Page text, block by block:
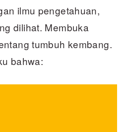
ilmu pengetahuan,
dilihat. Membuka
tumbuh kembang.
bahwa: